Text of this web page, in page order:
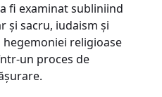
fi examinat subliniind
și sacru, iudaism și
religioase
un proces de